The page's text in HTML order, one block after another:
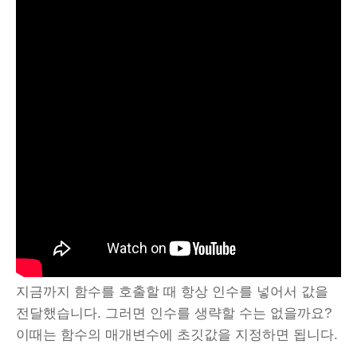
지금까지 함수를 호출할 때 항상 인수를 넣어서 값을
전달했습니다. 그러면 인수를 생략할 수는 없을까요?
이때는 함수의 매개변수에 초깃값을 지정하면 됩니다.